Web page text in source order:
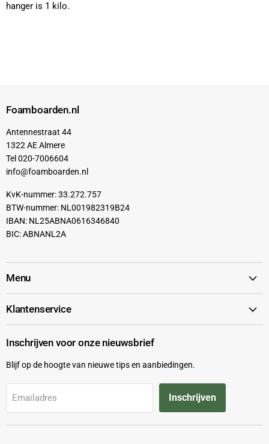
hanger is 1 kilo.
Foamboarden.nl
Antennestraat 44
1322 AE Almere
Tel 020-7006604
info@foamboarden.nl
KvK-nummer: 33.272.757
BTW-nummer: NL001982319B24
IBAN: NL25ABNA0616346840
BIC: ABNANL2A
Menu
Klantenservice
Inschrijven voor onze nieuwsbrief
Blijf op de hoogte van nieuwe tips en aanbiedingen.
Emailadres Inschrijven